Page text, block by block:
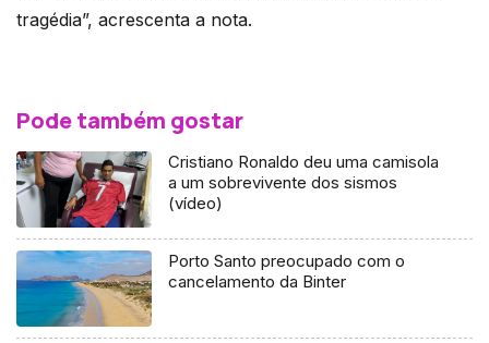
tragédia”, acrescenta a nota.
Pode também gostar
Cristiano Ronaldo deu uma camisola
a um sobrevivente dos sismos
(vídeo)
Porto Santo preocupado com o
cancelamento da Binter